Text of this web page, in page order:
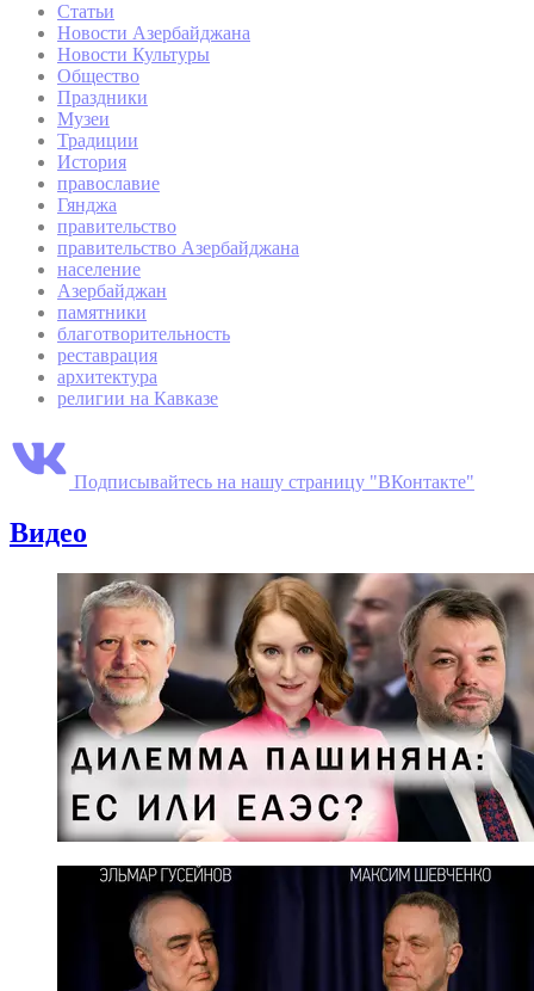
Статьи
Новости Азербайджана
Новости Культуры
Общество
Праздники
Музеи
Традиции
История
православие
Гянджа
правительство
правительство Азербайджана
население
Азербайджан
памятники
благотворительность
реставрация
архитектура
религии на Кавказе
Подписывайтесь на нашу страницу "ВКонтакте"
Видео